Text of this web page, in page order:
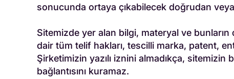
sonucunda ortaya çıkabilecek doğrudan
Sitemizde yer alan bilgi, materyal ve
dair tüm telif hakları, tescilli marka, patent,
Şirketimizin yazılı iznini almadıkça,
bağlantısını kuramaz.